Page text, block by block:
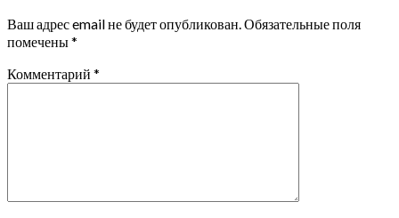
Ваш адрес email не будет опубликован.Обязательные поля
помечены*
Комментарий *